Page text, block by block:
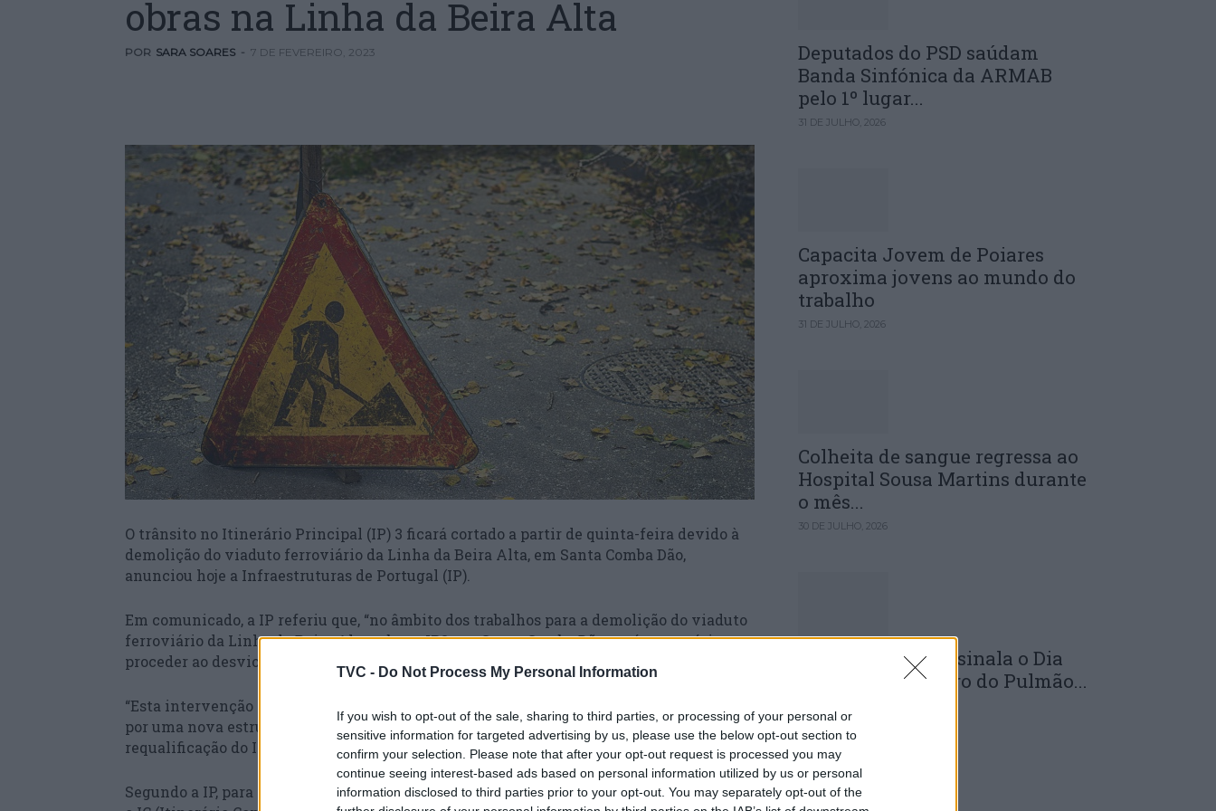
TVC - Do Not Process My Personal Information
If you wish to opt-out of the sale, sharing to third parties, or processing of your personal or
sensitive information for targeted advertising by us, please use the below opt-out section to
confirm your selection. Please note that after your opt-out request is processed you may
continue seeing interest-based ads based on personal information utilized by us or personal
information disclosed to third parties prior to your opt-out. You may separately opt-out of the
obras na Linha da Beira Alta
POR SARA SOARES - 7 DE FEVEREIRO, 2023
O trânsito no Itinerário Principal (IP) 3 ficará cortado a partir de quinta-feira devido à
demolição do viaduto ferroviário da Linha da Beira Alta, em Santa Comba Dão,
anunciou hoje a Infraestruturas de Portugal (IP).
Em comunicado, a IP referiu que, “no âmbito dos trabalhos para a demolição do viaduto
ferroviário da Linha da Beira Alta sobre o IP3, em Santa Comba Dão, será necessário
proceder ao desvio do tráfego à passagem pelo local dos trabalhos”.
“Esta intervenção tem como objetivo a substituição do viaduto ferroviário existente,
por uma nova estrutura com a dimensão adequada a permitir a duplicação e
requalificação do IP3, entre o nó da Lagoa Azul e o nó de ligação a Viseu”, acrescentou.
Segundo a IP, para que seja possível realizar os trabalhos, “o trânsito será desviado para
Deputados do PSD saúdam
Banda Sinfónica da ARMAB
pelo 1º lugar...
31 DE JULHO, 2026
Capacita Jovem de Poiares
aproxima jovens ao mundo do
trabalho
31 DE JULHO, 2026
Colheita de sangue regressa ao
Hospital Sousa Martins durante
o mês...
30 DE JULHO, 2026
ULS da Guarda assinala o Dia
Mundial do Cancro do Pulmão...